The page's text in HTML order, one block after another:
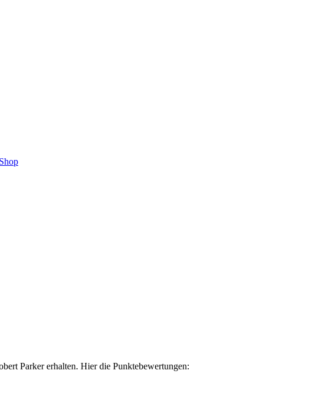
Shop
Parker erhalten. Hier die Punktebewertungen: